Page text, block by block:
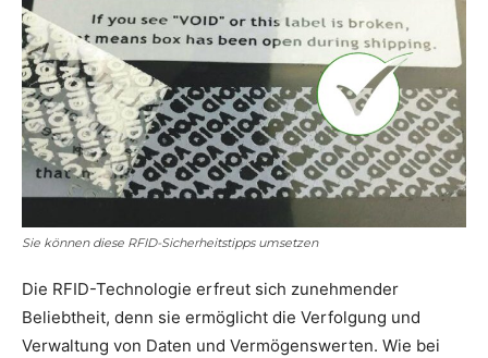
Sie können diese RFID-Sicherheitstipps umsetzen
Die RFID-Technologie erfreut sich zunehmender
Beliebtheit, denn sie ermöglicht die Verfolgung und
Verwaltung von Daten und Vermögenswerten. Wie bei